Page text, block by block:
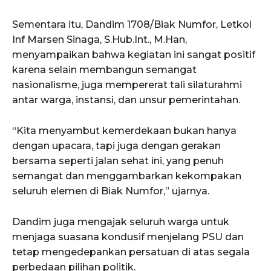
Sementara itu, Dandim 1708/Biak Numfor, Letkol
Inf Marsen Sinaga, S.Hub.Int., M.Han,
menyampaikan bahwa kegiatan ini sangat positif
karena selain membangun semangat
nasionalisme, juga mempererat tali silaturahmi
antar warga, instansi, dan unsur pemerintahan.
“Kita menyambut kemerdekaan bukan hanya
dengan upacara, tapi juga dengan gerakan
bersama seperti jalan sehat ini, yang penuh
semangat dan menggambarkan kekompakan
seluruh elemen di Biak Numfor,” ujarnya.
Dandim juga mengajak seluruh warga untuk
menjaga suasana kondusif menjelang PSU dan
tetap mengedepankan persatuan di atas segala
perbedaan pilihan politik.